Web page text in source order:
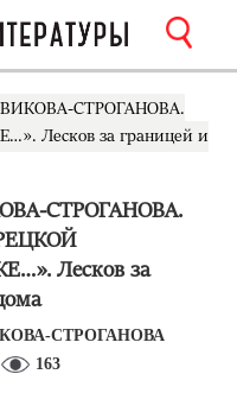
СТРОГАНОВА.
Лесков за границей и
СТРОГАНОВА.
Лесков за
СТРОГАНОВА
163